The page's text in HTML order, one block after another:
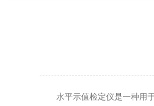
水平示值检定仪是一种用于